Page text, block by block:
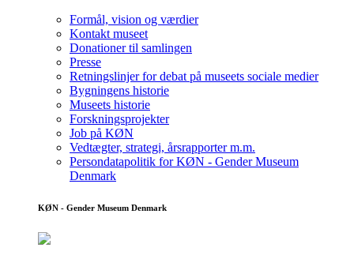
Formål, vision og værdier
Kontakt museet
Donationer til samlingen
Presse
Retningslinjer for debat på museets sociale medier
Bygningens historie
Museets historie
Forskningsprojekter
Job på KØN
Vedtægter, strategi, årsrapporter m.m.
Persondatapolitik for KØN - Gender Museum
Denmark
KØN - Gender Museum Denmark